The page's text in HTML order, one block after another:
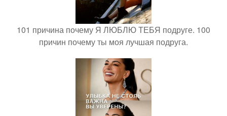
101 причина почему Я ЛЮБЛЮ ТЕБЯ подруге. 100
причин почему ты моя лучшая подруга.